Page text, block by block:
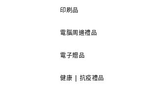
印刷品
電腦周邊禮品
電子贈品
健康 | 抗疫禮品